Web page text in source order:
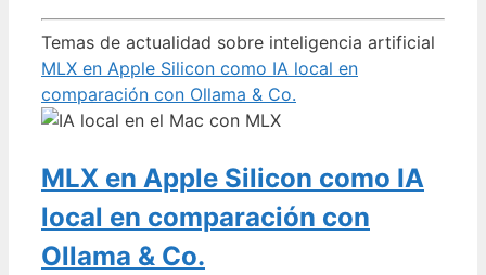
Temas de actualidad sobre inteligencia artificial
MLX en Apple Silicon como IA local en
comparación con Ollama & Co.
MLX en Apple Silicon como IA
local en comparación con
Ollama & Co.